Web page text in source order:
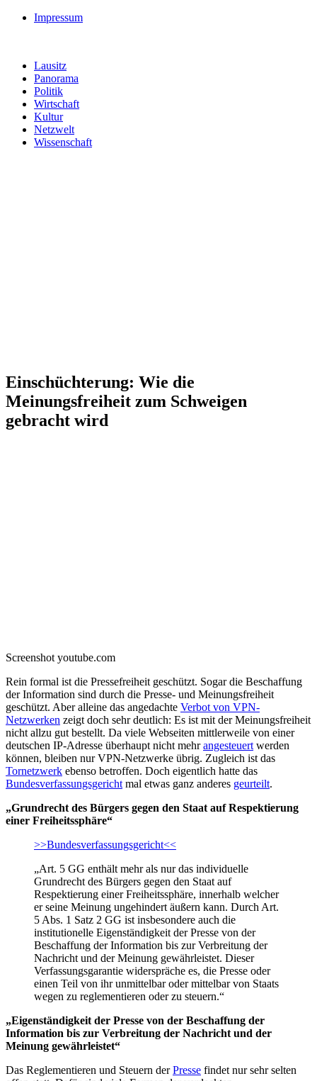
Impressum
Lausitz
Panorama
Politik
Wirtschaft
Kultur
Netzwelt
Wissenschaft
Einschüchterung: Wie die
Meinungsfreiheit zum Schweigen
gebracht wird
Screenshot youtube.com
Rein formal ist die Pressefreiheit geschützt. Sogar die Beschaffung
der Information sind durch die Presse- und Meinungsfreiheit
geschützt. Aber alleine das angedachte Verbot von VPN-
Netzwerken zeigt doch sehr deutlich: Es ist mit der Meinungsfreiheit
nicht allzu gut bestellt. Da viele Webseiten mittlerweile von einer
deutschen IP-Adresse überhaupt nicht mehrangesteuert werden
können, bleiben nur VPN-Netzwerke übrig. Zugleich ist das
Tornetzwerk ebenso betroffen. Doch eigentlich hatte das
Bundesverfassungsgericht mal etwas ganz anderes geurteilt.
„Grundrecht des Bürgers gegen den Staat auf Respektierung
einer Freiheitssphäre“
>>Bundesverfassungsgericht<<
„Art. 5 GG enthält mehr als nur das individuelle
Grundrecht des Bürgers gegen den Staat auf
Respektierung einer Freiheitssphäre, innerhalb welcher
er seine Meinung ungehindert äußern kann. Durch Art.
5 Abs. 1 Satz 2 GG ist insbesondere auch die
institutionelle Eigenständigkeit der Presse von der
Beschaffung der Information bis zur Verbreitung der
Nachricht und der Meinung gewährleistet. Dieser
Verfassungsgarantie widerspräche es, die Presse oder
einen Teil von ihr unmittelbar oder mittelbar von Staats
wegen zu reglementieren oder zu steuern.“
„Eigenständigkeit der Presse von der Beschaffung der
Information bis zur Verbreitung der Nachricht und der
Meinung gewährleistet“
Das Reglementieren und Steuern derPresse findet nur sehr selten